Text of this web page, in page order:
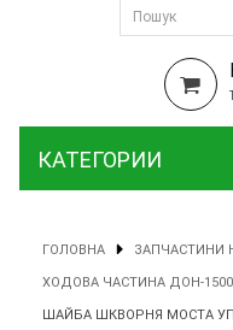
КАТЕГОРИИ
ГОЛОВНА ЗАПЧАСТИНИ
ХОДОВА ЧАСТИНА ДОН-1500
ШАЙБА ШКВОРНЯ МОСТА